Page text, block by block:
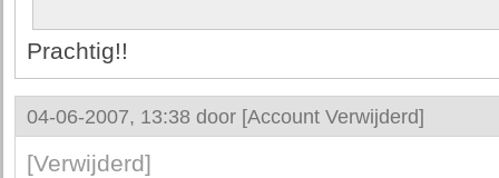
Prachtig!!
04-06-2007, 13:38 door [Account Verwijderd]
[Verwijderd]